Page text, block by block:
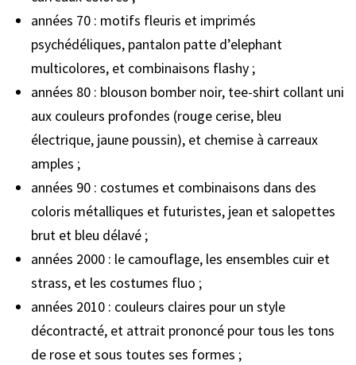
années 70 : motifs fleuris et imprimés
psychédéliques, pantalon patte d’elephant
multicolores, et combinaisons flashy ;
années 80 : blouson bomber noir, tee-shirt collant uni
aux couleurs profondes (rouge cerise, bleu
électrique, jaune poussin), et chemise à carreaux
amples ;
années 90 : costumes et combinaisons dans des
coloris métalliques et futuristes, jean et salopettes
brut et bleu délavé ;
années 2000 : le camouflage, les ensembles cuir et
strass, et les costumes fluo ;
années 2010 : couleurs claires pour un style
décontracté, et attrait prononcé pour tous les tons
de rose et sous toutes ses formes ;